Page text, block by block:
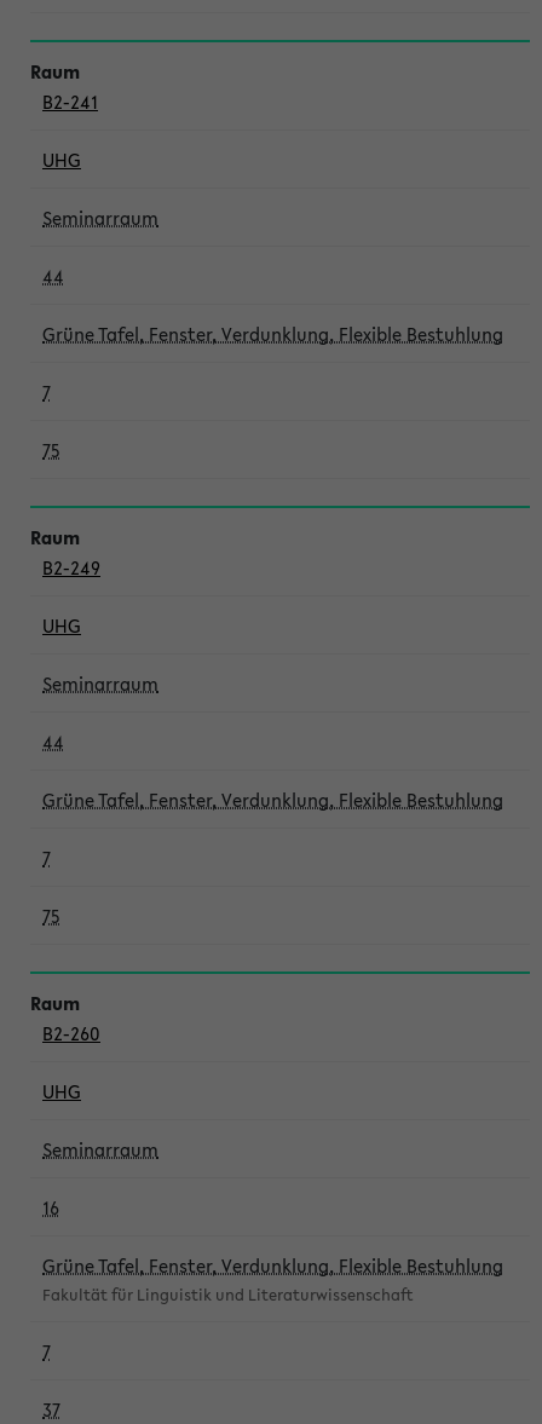
B2-241
UHG
Seminarraum
44
Grüne Tafel, Fenster, Verdunklung, Flexible Bestuhlung
7
75
B2-249
UHG
Seminarraum
44
Grüne Tafel, Fenster, Verdunklung, Flexible Bestuhlung
7
75
B2-260
UHG
Seminarraum
16
Grüne Tafel, Fenster, Verdunklung, Flexible Bestuhlung
Fakultät für Linguistik und Literaturwissenschaft
7
37